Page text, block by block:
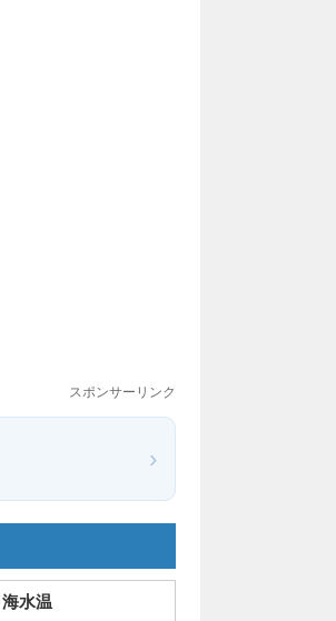
スポンサーリンク
›
海水温